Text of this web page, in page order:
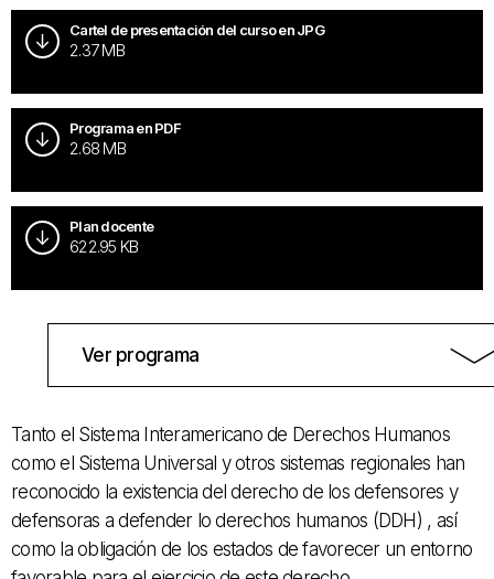
Cartel de presentación del curso en JPG
2.37 MB
Programa en PDF
2.68 MB
Plan docente
622.95 KB
Ver programa
Tanto el Sistema Interamericano de Derechos Humanos
como el Sistema Universal y otros sistemas regionales han
reconocido la existencia del derecho de los defensores y
defensoras a defender lo derechos humanos (DDH) , así
como la obligación de los estados de favorecer un entorno